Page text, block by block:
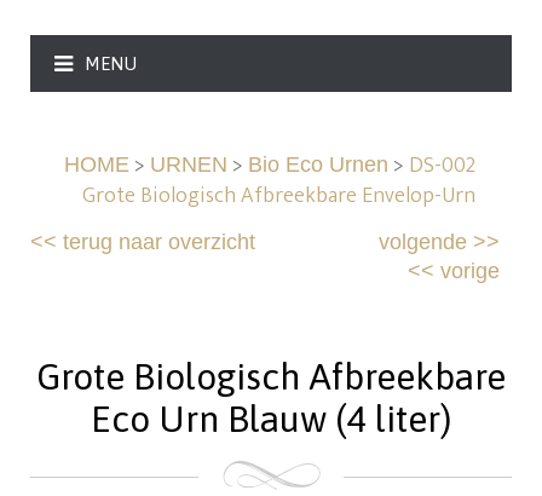
MENU
HOME> URNEN > Bio Eco Urnen > DS-002
Grote Biologisch Afbreekbare Envelop-Urn
<<terug naar overzicht volgende>>
<< vorige
Grote Biologisch Afbreekbare
Eco Urn Blauw (4 liter)